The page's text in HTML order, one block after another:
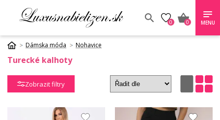
0 0 MENU
Dámska móda Nohavice
Turecké kalhoty
Zobrazit filtry